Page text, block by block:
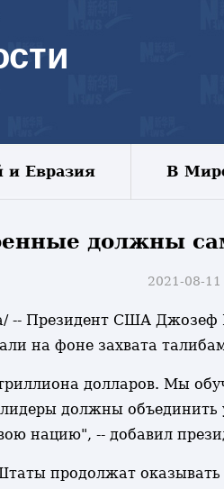
и Евразия В
должны
2021-08-11
-- Президент США
на фоне захвата
долларов. Мы
должны
нацию", -- добавил
продолжат